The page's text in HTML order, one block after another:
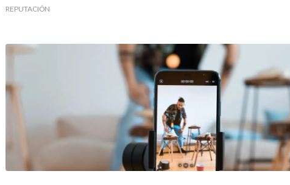
REPUTACIÓN